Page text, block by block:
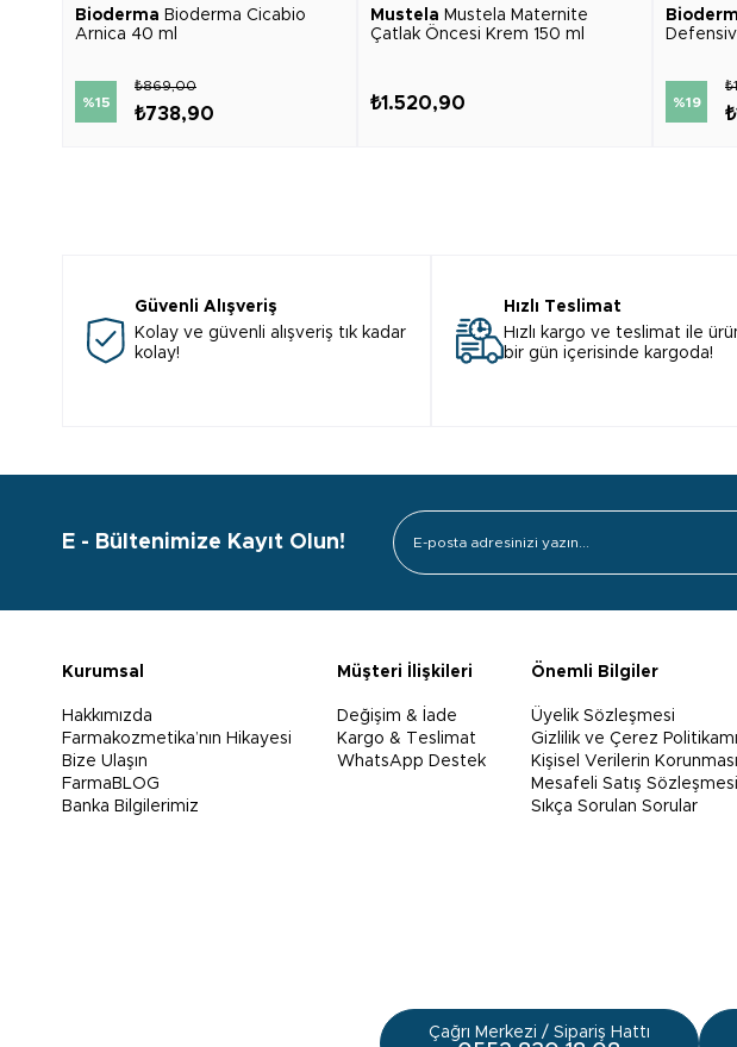
Bioderma Bioderma Cicabio
Arnica 40 ml
%15
₺738,90
₺869,00
Mustela Mustela Maternite
Çatlak Öncesi Krem 150 ml
₺1.520,90 %19
Güvenli Alışveriş
Kolay ve güvenli alışveriş tık kadar
kolay!
Hızlı Teslimat
Hızlı kargo ve teslimat ile
bir gün içerisinde kargoda!
E - Bültenimize Kayıt Olun!
Kurumsal
Hakkımızda
Farmakozmetika’nın Hikayesi
Bize Ulaşın
FarmaBLOG
Banka Bilgilerimiz
Müşteri İlişkileri
Değişim & İade
Kargo & Teslimat
WhatsApp Destek
Önemli Bilgiler
Üyelik Sözleşmesi
Gizlilik ve Çerez
Kişisel Verilerin
Mesafeli Satış Sözleşmesi
Sıkça Sorulan Sorular
Çağrı Merkezi / Sipariş Hattı